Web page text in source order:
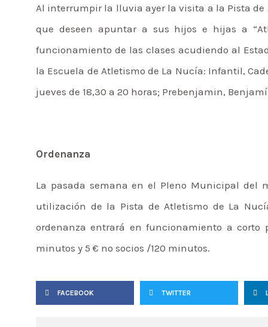
Al interrumpir la lluvia ayer la visita a la Pista de
que deseen apuntar a sus hijos e hijas a
funcionamiento de las clases acudiendo al
la Escuela de Atletismo de La Nucía: Infantil,
jueves de 18,30 a 20 horas; Prebenjamin,
Ordenanza
La pasada semana en el Pleno Municipal del
utilización de la Pista de Atletismo de La
ordenanza entrará en funcionamiento a corto
minutos y 5 € no socios /120 minutos.
FACEBOOK TWITTER